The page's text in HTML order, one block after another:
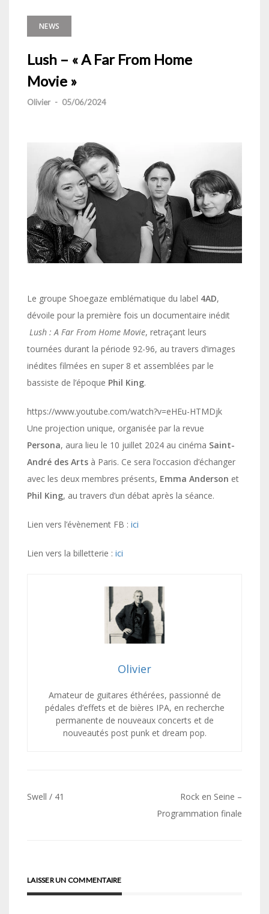
NEWS
Lush – « A Far From Home
Movie »
Olivier - 05/06/2024
Le groupe Shoegaze emblématique du label 4AD,
dévoile pour la première fois un documentaire inédit
Lush : A Far From Home Movie, retraçant leurs
tournées durant la période 92-96, au travers d’images
inédites filmées en super 8 et assemblées par le
bassiste de l’époque Phil King.
https://www.youtube.com/watch?v=eHEu-HTMDjk
Une projection unique, organisée par la revue
Persona, aura lieu le 10 juillet 2024 au cinéma Saint-
André des Arts à Paris. Ce sera l’occasion d’échanger
avec les deux membres présents, Emma Anderson et
Phil King, au travers d’un débat après la séance.
Lien vers l’évènement FB : ici
Lien vers la billetterie : ici
Olivier
Amateur de guitares éthérées, passionné de
pédales d’effets et de bières IPA, en recherche
permanente de nouveaux concerts et de
nouveautés post punk et dream pop.
Navigation
Swell / 41
Rock en Seine –
Programmation finale
LAISSER UN COMMENTAIRE